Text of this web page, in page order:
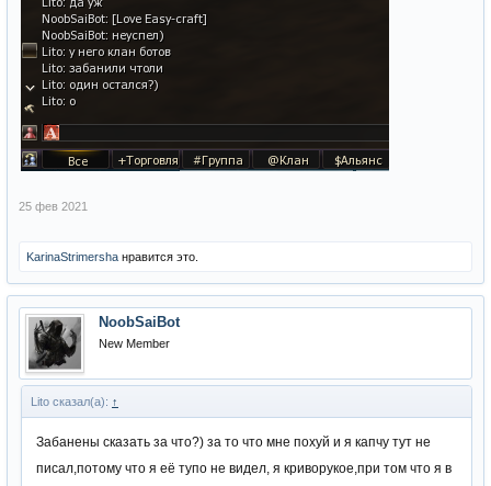
25 фев 2021
KarinaStrimersha нравится это.
NoobSaiBot
New Member
Lito сказал(а): ↑
Забанены сказать за что?) за то что мне похуй и я капчу тут не
писал,потому что я её тупо не видел, я криворукое,при том что я в